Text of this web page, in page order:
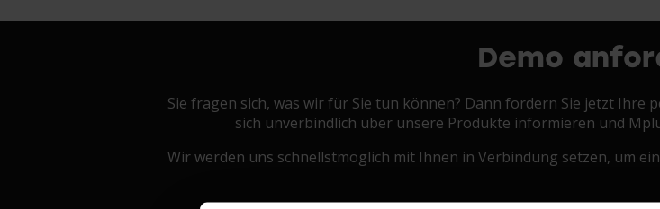
Demo
Sie fragen sich, was wir für Sie tun können? Dann fordern Sie jetzt Ihre
sich unverbindlich über unsere Produkte informieren und
Wir werden uns schnellstmöglich mit Ihnen in Verbindung setzen, um